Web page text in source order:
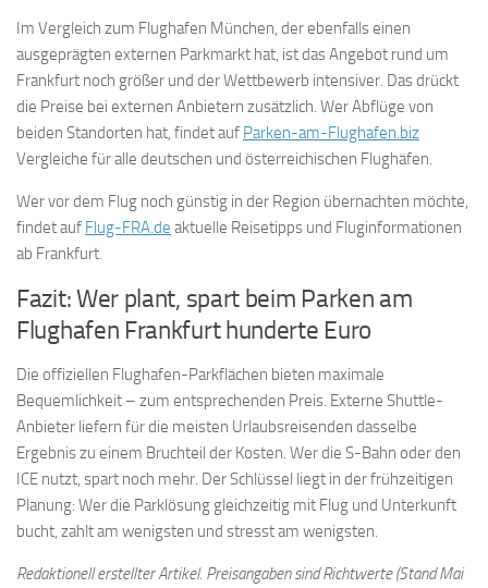
Im Vergleich zum Flughafen München, der ebenfalls einen
ausgeprägten externen Parkmarkt hat, ist das Angebot rund um
Frankfurt noch größer und der Wettbewerb intensiver. Das drückt
die Preise bei externen Anbietern zusätzlich. Wer Abflüge von
beiden Standorten hat, findet auf Parken-am-Flughafen.biz
Vergleiche für alle deutschen und österreichischen Flughäfen.
Wer vor dem Flug noch günstig in der Region übernachten möchte,
findet auf Flug-FRA.de aktuelle Reisetipps und Fluginformationen
ab Frankfurt.
Fazit: Wer plant, spart beim Parken am
Flughafen Frankfurt hunderte Euro
Die offiziellen Flughafen-Parkflächen bieten maximale
Bequemlichkeit – zum entsprechenden Preis. Externe Shuttle-
Anbieter liefern für die meisten Urlaubsreisenden dasselbe
Ergebnis zu einem Bruchteil der Kosten. Wer die S-Bahn oder den
ICE nutzt, spart noch mehr. Der Schlüssel liegt in der frühzeitigen
Planung: Wer die Parklösung gleichzeitig mit Flug und Unterkunft
bucht, zahlt am wenigsten und stresst am wenigsten.
Redaktionell erstellter Artikel. Preisangaben sind Richtwerte (Stand Mai